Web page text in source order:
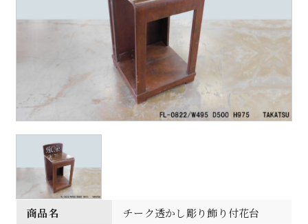
商品名
チーク透かし彫り飾り付花台